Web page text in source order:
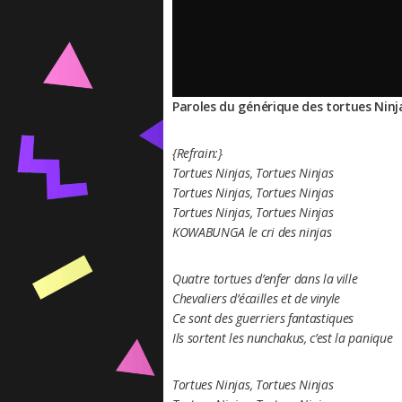
Paroles du générique des tortues
{Refrain:}
Tortues Ninjas, Tortues Ninjas
Tortues Ninjas, Tortues Ninjas
Tortues Ninjas, Tortues Ninjas
KOWABUNGA le cri des ninjas
Quatre tortues d’enfer dans la ville
Chevaliers d’écailles et de vinyle
Ce sont des guerriers fantastiques
Ils sortent les nunchakus, c’est la panique
Tortues Ninjas, Tortues Ninjas